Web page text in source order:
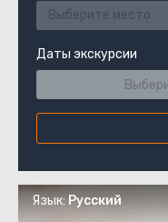
Выберите место
Даты экскурсии
Язык:Русский